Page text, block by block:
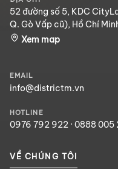
52 đường số 5, KDC
Q. Gò Vấp cũ), Hồ Chí
Xem map
EMAIL
info@districtm.vn
HOTLINE
0976 792 922 · 0888 005
VỀ CHÚNG TÔI